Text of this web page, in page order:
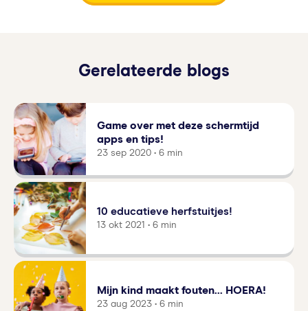
Gerelateerde blogs
Game over met deze schermtijd
apps en tips!
23 sep 2020 • 6 min
10 educatieve herfstuitjes!
13 okt 2021 • 6 min
Mijn kind maakt fouten... HOERA!
23 aug 2023 • 6 min